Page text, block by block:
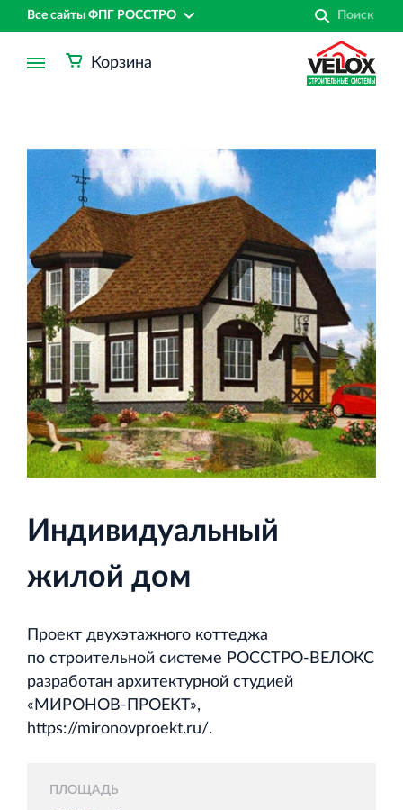
Все сайты ФПГ РОССТРО
Финансово‐промышленная группа РОССТРО
Аренда недвижимости в Санкт‐Петербурге
и Ленинградской области
Строительная система ROSSTRO‐VELOX
Несъёмная опалубка из щепоцементных плит
Научно‐исследовательский институт
ЛЕННИИПРОЕКТ
Проектный институт по жилищно‐гражданскому
Корзина
Индивидуальный
жилой дом
Проект двухэтажного коттеджа
по строительной системе РОССТРО‐ВЕЛОКС
разработан архитектурной студией
«МИРОНОВ‐ПРОЕКТ»,
https://mironovproekt.ru/.
ПЛОЩАДЬ